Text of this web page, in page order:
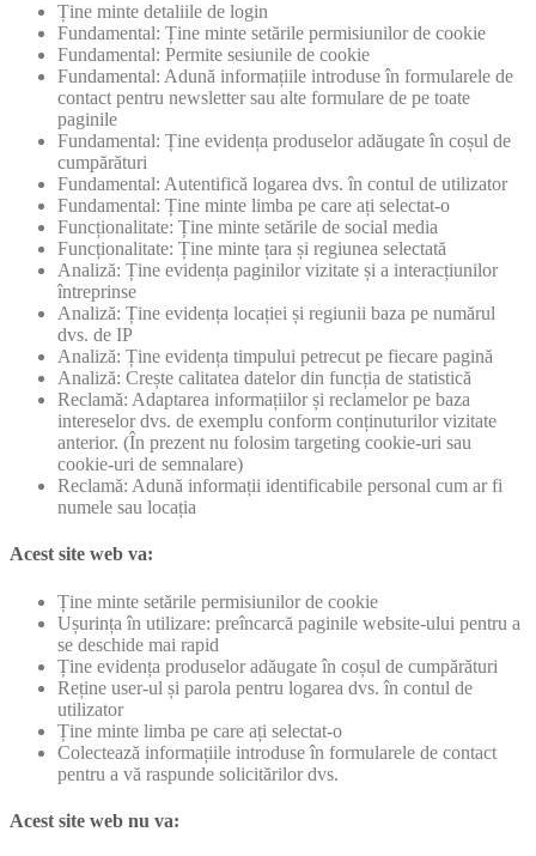
Ține minte detaliile de login
Fundamental: Ține minte setările permisiunilor de cookie
Fundamental: Permite sesiunile de cookie
Fundamental: Adună informațiile introduse în formularele de
contact pentru newsletter sau alte formulare de pe toate
paginile
Fundamental: Ține evidența produselor adăugate în coșul de
cumpărături
Fundamental: Autentifică logarea dvs. în contul de utilizator
Fundamental: Ține minte limba pe care ați selectat-o
Funcționalitate: Ține minte setările de social media
Funcționalitate: Ține minte țara și regiunea selectată
Analiză: Ține evidența paginilor vizitate și a interacțiunilor
întreprinse
Analiză: Ține evidența locației și regiunii baza pe numărul
dvs. de IP
Analiză: Ține evidența timpului petrecut pe fiecare pagină
Analiză: Crește calitatea datelor din funcția de statistică
Reclamă: Adaptarea informațiilor și reclamelor pe baza
intereselor dvs. de exemplu conform conținuturilor vizitate
anterior. (În prezent nu folosim targeting cookie-uri sau
cookie-uri de semnalare)
Reclamă: Adună informații identificabile personal cum ar fi
numele sau locația
Acest site web va:
Ține minte setările permisiunilor de cookie
Ușurința în utilizare: preîncarcă paginile website-ului pentru a
se deschide mai rapid
Ține evidența produselor adăugate în coșul de cumpărături
Reține user-ul și parola pentru logarea dvs. în contul de
utilizator
Ține minte limba pe care ați selectat-o
Colectează informațiile introduse în formularele de contact
pentru a vă raspunde solicitărilor dvs.
Acest site web nu va: